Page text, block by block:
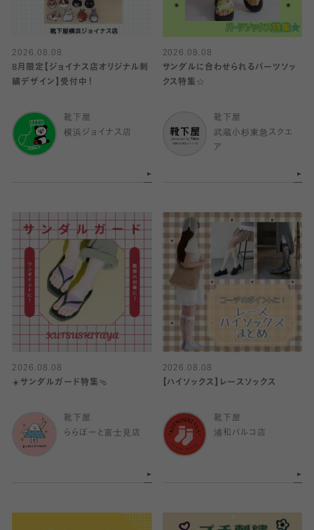
2026.08.08
8月限定【ジョイナス店オリジナル刺
繍デザイン】受付中！
靴下屋
横浜ジョイナス店
2026.08.08
サンダルに合わせられるパーツソッ
クス特集☆
靴下屋
武蔵小杉東急スクエ
ア
2026.08.08
☀️サンダルガード特集🩴
靴下屋
ららぽーと富士見店
2026.08.08
【ハイソックス】レースソックス
靴下屋
浦和パルコ店